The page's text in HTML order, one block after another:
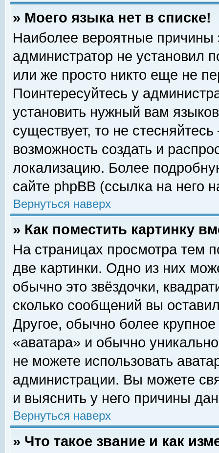
» Моего языка нет в списке!
Наиболее вероятные причины
администратор не установил
или же просто никто еще не
Поинтересуйтесь у
установить нужный вам
существует, то не
возможность создать и
локализацию. Более
сайте phpBB (ссылка на него
Вернуться наверх
» Как поместить картинку
На страницах просмотра тем
две картинки. Одно из них
обычно это звёздочки,
сколько сообщений вы
Другое, обычно более
«аватара» и обычно
не можете использовать
администрации. Вы можете
и выяснить у него причины
Вернуться наверх
» Что такое звание и как